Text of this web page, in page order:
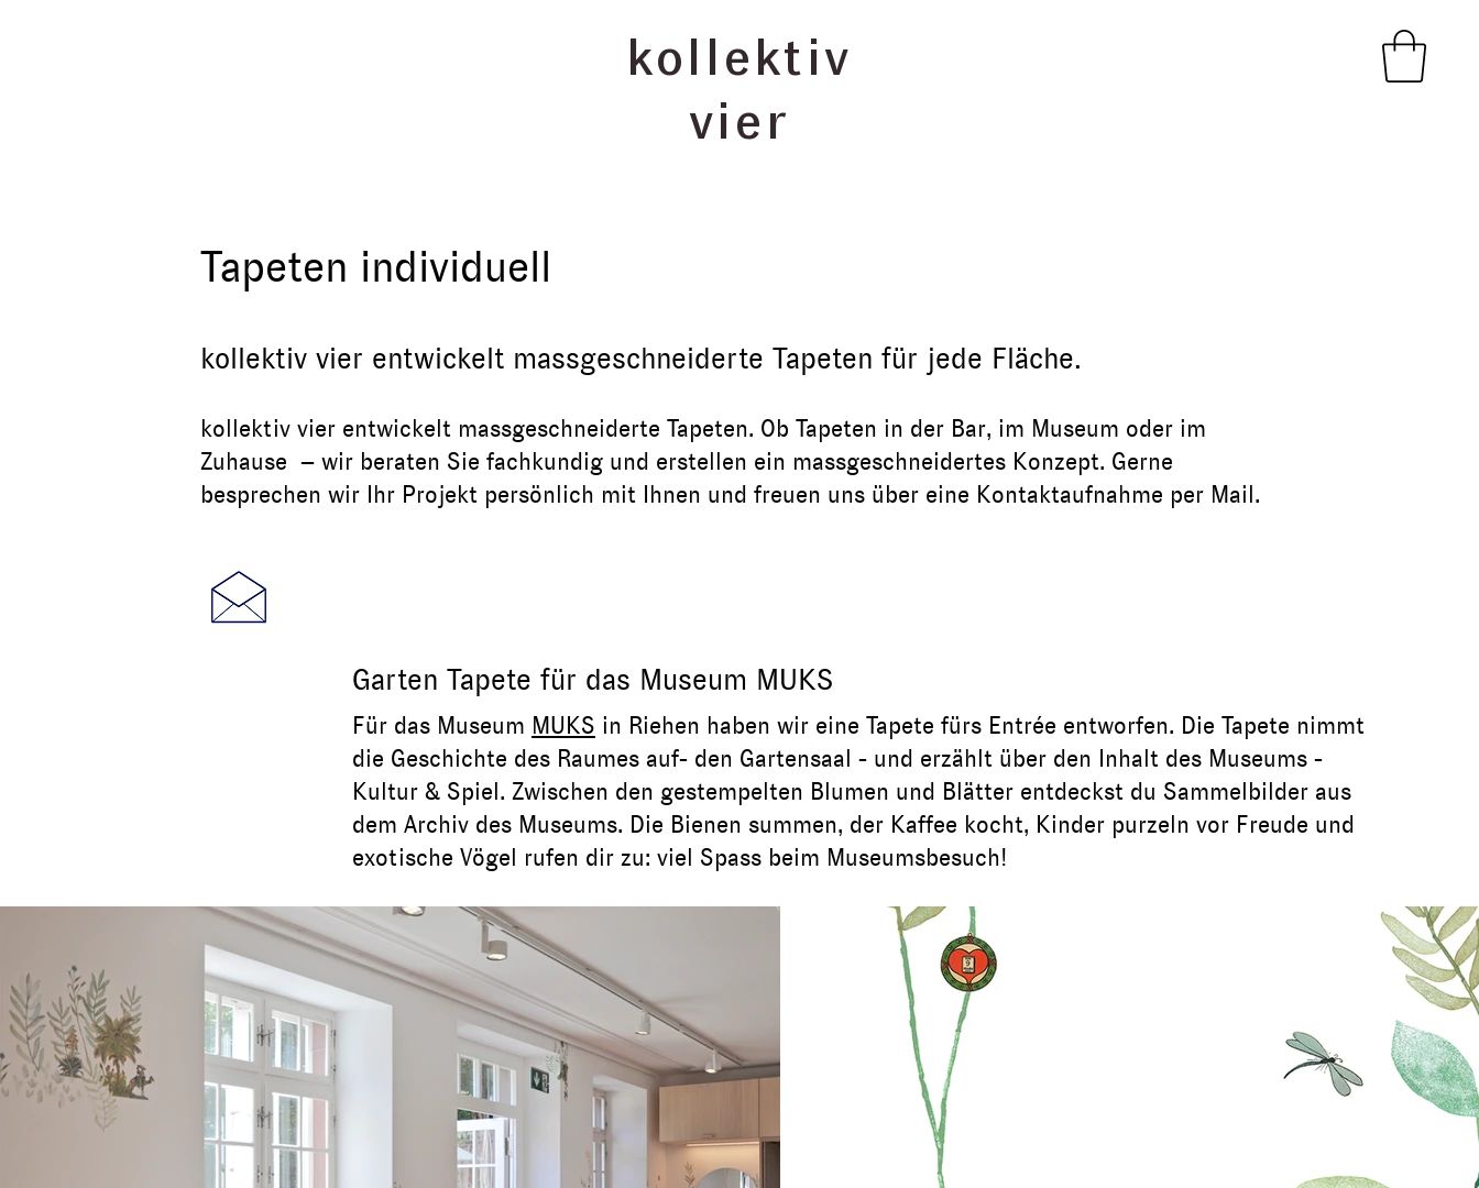
kollektiv
vier
Tapeten individuell
kollektiv vier entwickelt massgeschneiderte Tapeten für jede Fläche.
kollektiv vier entwickelt massgeschneiderte Tapeten. Ob Tapeten in der Bar, im Museum oder im
Zuhause – wir beraten Sie fachkundig und erstellen ein massgeschneidertes Konzept. Gerne
besprechen wir Ihr Projekt persönlich mit Ihnen und freuen uns über eine Kontaktaufnahme per Mail.
Garten Tapete für das Museum MUKS
Für das Museum MUKS in Riehen haben wir eine Tapete fürs Entrée entworfen. Die Tapete nimmt
die Geschichte des Raumes auf- den Gartensaal - und erzählt über den Inhalt des Museums -
Kultur & Spiel. Zwischen den gestempelten Blumen und Blätter entdeckst du Sammelbilder aus
dem Archiv des Museums. Die Bienen summen, der Kaffee kocht, Kinder purzeln vor Freude und
exotische Vögel rufen dir zu: viel Spass beim Museumsbesuch!